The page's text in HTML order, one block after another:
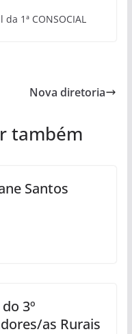
1ª CONSOCIAL
Nova diretoria
também
Santos
3º
as Rurais